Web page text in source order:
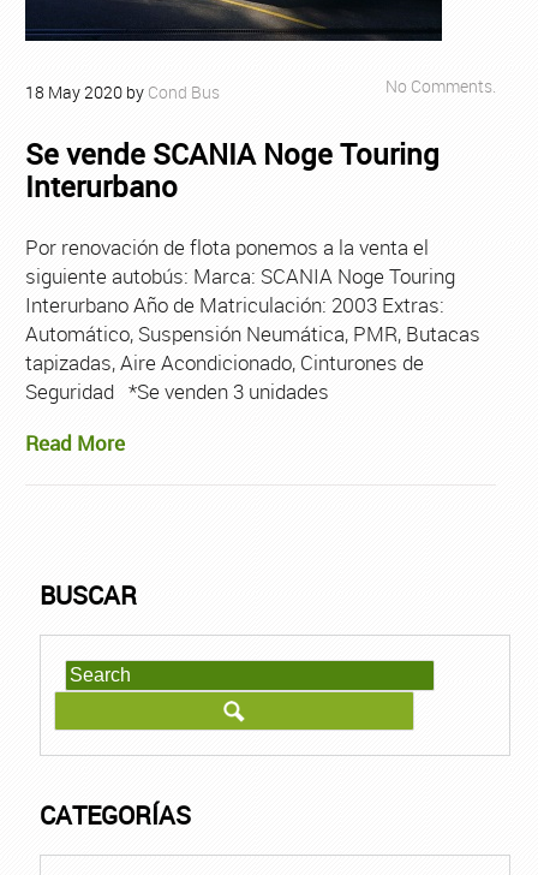
18 May2020 by Cond Bus No Comments.
Se vende SCANIA Noge Touring
Interurbano
Por renovación de flota ponemos a la venta el
siguiente autobús: Marca: SCANIA Noge Touring
Interurbano Año de Matriculación: 2003 Extras:
Automático, Suspensión Neumática, PMR, Butacas
tapizadas, Aire Acondicionado, Cinturones de
Seguridad *Se venden 3 unidades
Read More
BUSCAR
CATEGORÍAS